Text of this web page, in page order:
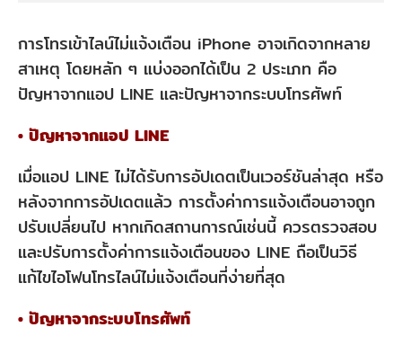
ไม่
แจ้ง
โทร
เข้า
ไอ
โฟน
ส่วน
ที่
2:
การโทรเข้าไลน์ไม่แจ้งเตือน iPhone อาจเกิดจากหลาย
สาเหตุ โดยหลัก ๆ แบ่งออกได้เป็น 2 ประเภท คือ
ปัญหาจากแอป LINE และปัญหาจากระบบโทรศัพท์
• ปัญหาจากแอป LINE
เมื่อแอป LINE ไม่ได้รับการอัปเดตเป็นเวอร์ชันล่าสุด หรือ
หลังจากการอัปเดตแล้ว การตั้งค่าการแจ้งเตือนอาจถูก
ปรับเปลี่ยนไป หากเกิดสถานการณ์เช่นนี้ ควรตรวจสอบ
และปรับการตั้งค่าการแจ้งเตือนของ LINE ถือเป็นวิธี
แก้ไขไอโฟนโทรไลน์ไม่แจ้งเตือนที่ง่ายที่สุด
• ปัญหาจากระบบโทรศัพท์